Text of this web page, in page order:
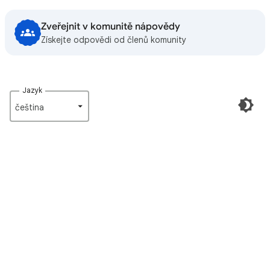
Zveřejnit v komunitě nápovědy
Získejte odpovědi od členů komunity
Jazyk
čeština‎